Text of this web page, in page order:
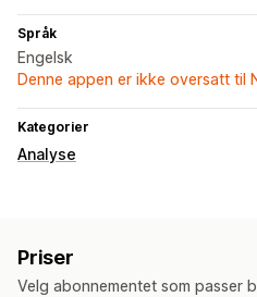
Språk
Engelsk
Denne appen er ikke oversatt til
Kategorier
Analyse
Priser
Velg abonnementet som passer